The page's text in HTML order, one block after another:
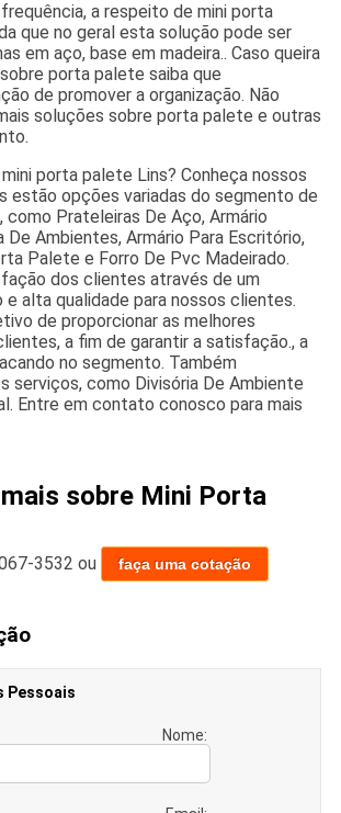
a respeito de mini porta
que no geral esta solução pode ser
em aço, base em madeira.. Caso queira
porta palete saiba que
de promover a organização. Não
soluções sobre porta palete e outras
porta palete Lins? Conheça nossos
estão opções variadas do segmento de
como Prateleiras De Aço, Armário
De Ambientes, Armário Para Escritório,
Palete e Forro De Pvc Madeirado.
dos clientes através de um
alta qualidade para nossos clientes.
de proporcionar as melhores
a fim de garantir a satisfação., a
no segmento. Também
serviços, como Divisória De Ambiente
Entre em contato conosco para mais
sobre Mini Porta
3532 ou faça uma cotação
Pessoais
Nome: